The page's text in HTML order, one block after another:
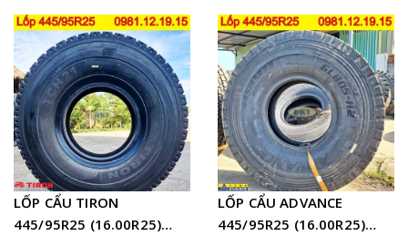
LỐP CẨU TIRON
445/95R25 (16.00R25)
LỐP CẨU ADVANCE
445/95R25 (16.00R25)